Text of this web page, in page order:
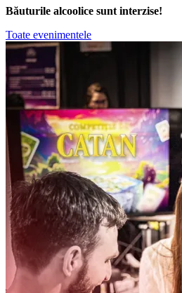
Băuturile alcoolice sunt interzise!
Toate evenimentele